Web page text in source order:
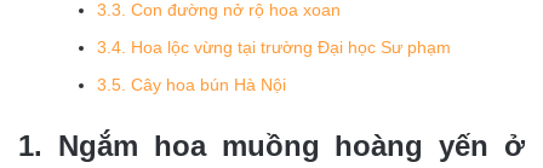
3.3. Con đường nở rộ hoa xoan
3.4. Hoa lộc vừng tại trường Đại học Sư phạm
3.5. Cây hoa bún Hà Nội
1. Ngắm hoa muồng hoàng yến ở